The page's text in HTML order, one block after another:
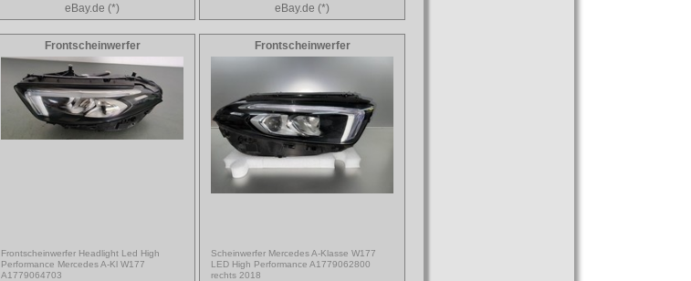
eBay.de (*)
eBay.de (*)
Frontscheinwerfer
Frontscheinwerfer Headlight Led High
Performance Mercedes A-Kl W177
A1779064703
Frontscheinwerfer
Scheinwerfer Mercedes A-Klasse W177
LED High Performance A1779062800
rechts 2018